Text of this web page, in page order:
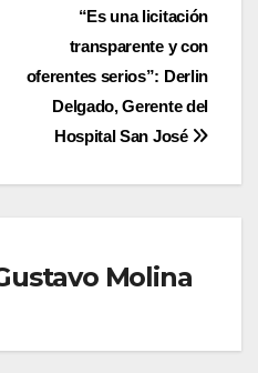
“Es una licitación
transparente y con
oferentes serios”: Derlin
Delgado, Gerente del
Hospital San José
Molina